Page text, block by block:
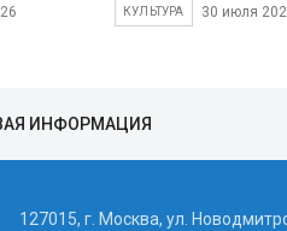
КУЛЬТУРА 30 июля
ИНФОРМАЦИЯ
127015, г. Москва, ул.